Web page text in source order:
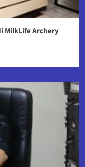
MilkLife Archery